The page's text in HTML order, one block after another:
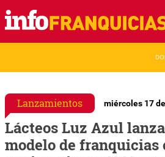
Lanzamientos miércoles 17
Lácteos Luz Azul
modelo de franquicias